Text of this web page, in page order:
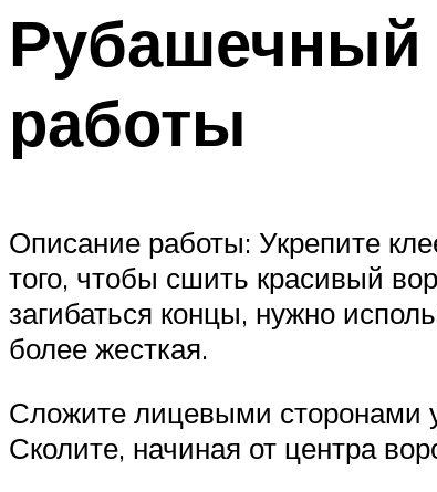
Рубашечный
работы
Описание работы: Укрепите
того, чтобы сшить красивый
загибаться концы, нужно
более жесткая.
Сложите лицевыми сторонами
Сколите, начиная от центра